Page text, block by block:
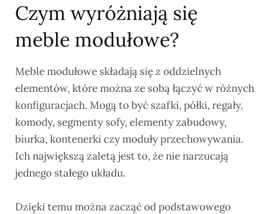
Czym wyróżniają się
meble modułowe?
Meble modułowe składają się z oddzielnych
elementów, które można ze sobą łączyć w różnych
konfiguracjach. Mogą to być szafki, półki, regały,
komody, segmenty sofy, elementy zabudowy,
biurka, kontenerki czy moduły przechowywania.
Ich największą zaletą jest to, że nie narzucają
jednego stałego układu.
Dzięki temu można zacząć od podstawowego